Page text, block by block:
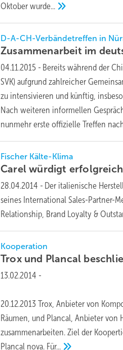
Oktoberwurde...
D-A-CH-Verbändetreffen in
Zusammenarbeit im
04.11.2015 - Bereits während der
SVK) aufgrund zahlreicher
zu intensivieren und künftig,
Nach weiteren informellen
nunmehr erste offizielle Treffen
Fischer Kälte-Klima
Carel würdigt
28.04.2014 - Der italienische
seines International Sales-Partner-
Relationship, Brand Loyalty &
Kooperation
Trox und Plancal
13.02.2014 -
20.12.2013 Trox, Anbieter von
Räumen, und Plancal, Anbieter
zusammenarbeiten. Ziel der
Plancal nova. Für...